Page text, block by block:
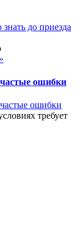
ошибки
требует